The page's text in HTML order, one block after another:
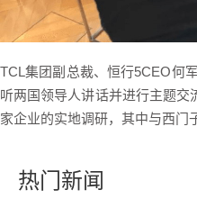
TCL集团副总裁、恒行5CEO何
听两国领导人讲话并进行主题交
家企业的实地调研，其中与西门
热门新闻